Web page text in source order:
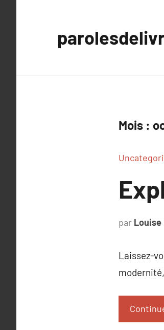
Mois :
par Louise
Laissez-